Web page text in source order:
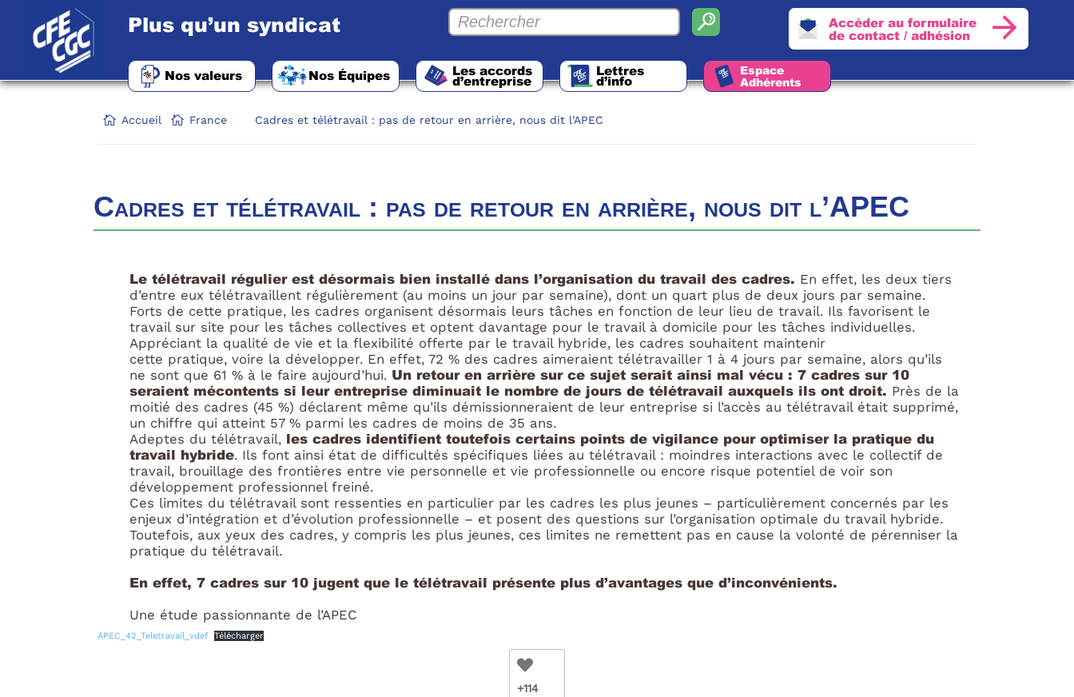
Plus qu’un syndicat Accéder au formulaire
de contact / adhésion
Nos valeurs Nos Équipes Les accords
d’entreprise
Lettres
d’info
Espace
Adhérents
Accueil France Cadres et télétravail : pas de retour en arrière, nous dit l’APEC
Cadres et télétravail : pas de retour en arrière, nous dit l’APEC
Le télétravail régulier est désormais bien installé dans l’organisation du travail des cadres. En effet, les deux tiers
d’entre eux télétravaillent régulièrement (au moins un jour par semaine), dont un quart plus de deux jours par semaine.
Forts de cette pratique, les cadres organisent désormais leurs tâches en fonction de leur lieu de travail. Ils favorisent le
travail sur site pour les tâches collectives et optent davantage pour le travail à domicile pour les tâches individuelles.
Appréciant la qualité de vie et la flexibilité offerte par le travail hybride, les cadres souhaitent maintenir
cette pratique, voire la développer. En effet, 72 % des cadres aimeraient télétravailler 1 à 4 jours par semaine, alors qu’ils
ne sont que 61 % à le faire aujourd’hui. Un retour en arrière sur ce sujet serait ainsi mal vécu : 7 cadres sur 10
seraient mécontents si leur entreprise diminuait le nombre de jours de télétravail auxquels ils ont droit. Près de la
moitié des cadres (45 %) déclarent même qu’ils démissionneraient de leur entreprise si l’accès au télétravail était supprimé,
un chiffre qui atteint 57 % parmi les cadres de moins de 35 ans.
Adeptes du télétravail, les cadres identifient toutefois certains points de vigilance pour optimiser la pratique du
travail hybride. Ils font ainsi état de difficultés spécifiques liées au télétravail : moindres interactions avec le collectif de
travail, brouillage des frontières entre vie personnelle et vie professionnelle ou encore risque potentiel de voir son
développement professionnel freiné.
Ces limites du télétravail sont ressenties en particulier par les cadres les plus jeunes – particulièrement concernés par les
enjeux d’intégration et d’évolution professionnelle – et posent des questions sur l’organisation optimale du travail hybride.
Toutefois, aux yeux des cadres, y compris les plus jeunes, ces limites ne remettent pas en cause la volonté de pérenniser la
pratique du télétravail.
En effet, 7 cadres sur 10 jugent que le télétravail présente plus d’avantages que d’inconvénients.
Une étude passionnante de l’APEC
APEC_42_Teletravail_vdef Télécharger
+114